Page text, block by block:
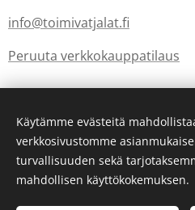
info@toimivatjalat.fi
Peruuta verkkokauppatilaus
Luotu
Käytämme evästeitä
verkkosivustomme
turvallisuuden sekä
mahdollisen käyttökokemuksen.